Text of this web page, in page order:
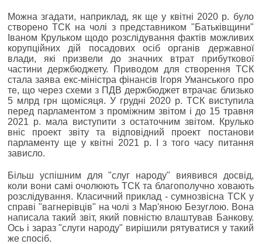
Можна згадати, наприклад, як ще у квітні 2020 р. було
створено ТСК на чолі з представником "Батьківщини"
Іваном Крульком щодо розслідування фактів можливих
корупційних дій посадових осіб органів державної
влади, які призвели до значних втрат прибуткової
частини держбюджету. Приводом для створення ТСК
стала заява екс-міністра фінансів Ігоря Уманського про
те, що через схеми з ПДВ держбюджет втрачає близько
5 млрд грн щомісяця. У грудні 2020 р. ТСК виступила
перед парламентом з проміжним звітом і до 15 травня
2021 р. мала виступити з остаточним звітом. Крулько
вніс проект звіту та відповідний проект постанови
парламенту ще у квітні 2021 р. І з того часу питання
зависло.
Більш успішним для "слуг народу" виявився досвід,
коли вони самі очолюють ТСК та благополучно ховають
розслідування. Класичний приклад - сумнозвісна ТСК у
справі "вагнерівців" на чолі з Мар'яною Безуглою. Вона
написала такий звіт, який повністю влаштував Банкову.
Ось і зараз "слуги народу" вирішили рятуватися у такий
же спосіб.